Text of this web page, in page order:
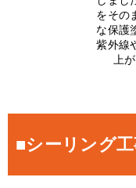
をその
な保護
紫外線
上
■シーリング